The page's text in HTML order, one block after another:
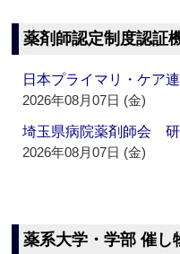
薬剤師認定制度認証
日本プライマリ・ケ
2026年08月07日 (金)
埼玉県病院薬剤師会
2026年08月07日 (金)
薬系大学・学部 催し